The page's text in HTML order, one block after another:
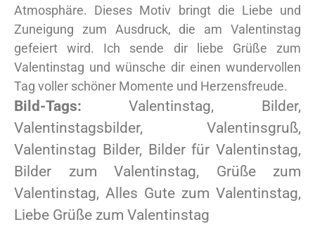
Atmosphäre. Dieses Motiv bringt die Liebe und
Zuneigung zum Ausdruck, die am Valentinstag
gefeiert wird. Ich sende dir liebe Grüße zum
Valentinstag und wünsche dir einen wundervollen
Tag voller schöner Momente und Herzensfreude.
Bild-Tags: Valentinstag, Bilder,
Valentinstagsbilder, Valentinsgruß,
Valentinstag Bilder, Bilder für Valentinstag,
Bilder zum Valentinstag, Grüße zum
Valentinstag, Alles Gute zum Valentinstag,
Liebe Grüße zum Valentinstag